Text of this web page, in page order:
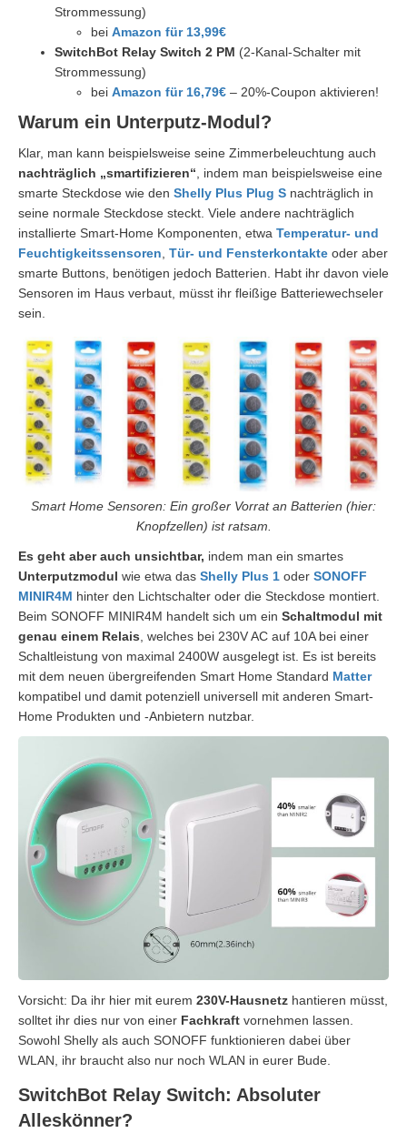
Strommessung)
bei Amazon für 13,99€
SwitchBot Relay Switch 2 PM (2-Kanal-Schalter mit
Strommessung)
bei Amazon für 16,79€ – 20%-Coupon aktivieren!
Warum ein Unterputz-Modul?
Klar, man kann beispielsweise seine Zimmerbeleuchtung auch
nachträglich „smartifizieren“ , indem man beispielsweise eine
smarte Steckdose wie den Shelly Plus Plug S nachträglich in
seine normale Steckdose steckt. Viele andere nachträglich
installierte Smart-Home Komponenten, etwa Temperatur- und
Feuchtigkeitssensoren Tür- und Fensterkontakte oder aber
smarte Buttons, benötigen jedoch Batterien. Habt ihr davon viele
Sensoren im Haus verbaut, müsst ihr fleißige Batteriewechseler
sein.
Smart Home Sensoren: Ein großer Vorrat an Batterien (hier:
Knopfzellen) ist ratsam.
Es geht aber auch unsichtbar, indem man ein smartes
Unterputzmodul wie etwa das Shelly Plus 1 oder SONOFF
MINIR4M hinter den Lichtschalter oder die Steckdose montiert.
Beim SONOFF MINIR4M handelt sich um ein Schaltmodul mit
genau einem Relais , welches bei 230V AC auf 10A bei einer
Schaltleistung von maximal 2400W ausgelegt ist. Es ist bereits
mit dem neuen übergreifenden Smart Home Standard Matter
kompatibel und damit potenziell universell mit anderen Smart-
Home Produkten und -Anbietern nutzbar.
Vorsicht: Da ihr hier mit eurem 230V-Hausnetz hantieren müsst,
solltet ihr dies nur von einer Fachkraft vornehmen lassen.
Sowohl Shelly als auch SONOFF funktionieren dabei über
WLAN, ihr braucht also nur noch WLAN in eurer Bude.
SwitchBot Relay Switch: Absoluter
Alleskönner?